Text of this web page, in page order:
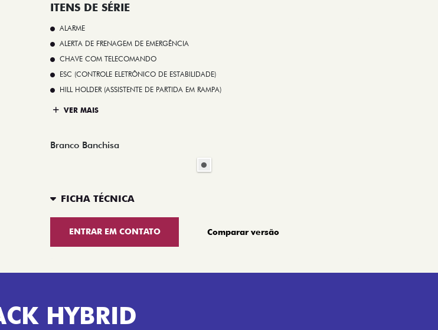
ITENS DE SÉRIE
ALARME
ALERTA DE FRENAGEM DE EMERGÊNCIA
CHAVE COM TELECOMANDO
ESC (CONTROLE ELETRÔNICO DE ESTABILIDADE)
HILL HOLDER (ASSISTENTE DE PARTIDA EM RAMPA)
VER MAIS
Branco Banchisa
FICHA TÉCNICA
ENTRAR EM CONTATO Comparar versão
HYBRID